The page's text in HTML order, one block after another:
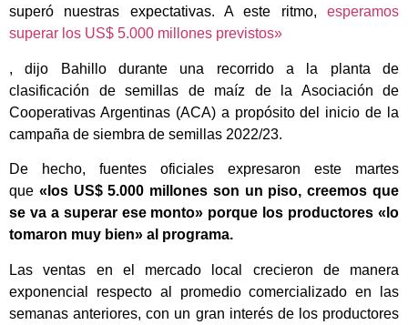
superó nuestras expectativas. A este ritmo, esperamos
superar los US$ 5.000 millones previstos»
, dijo Bahillo durante una recorrido a la planta de
clasificación de semillas de maíz de la Asociación de
Cooperativas Argentinas (ACA) a propósito del inicio de la
campaña de siembra de semillas 2022/23.
De hecho, fuentes oficiales expresaron este martes
que «los US$ 5.000 millones son un piso, creemos que
se va a superar ese monto» porque los productores «lo
tomaron muy bien» al programa.
Las ventas en el mercado local crecieron de manera
exponencial respecto al promedio comercializado en las
semanas anteriores, con un gran interés de los productores